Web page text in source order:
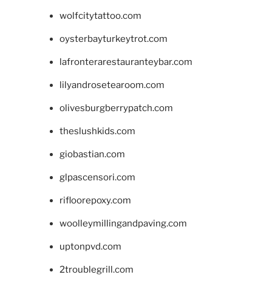
wolfcitytattoo.com
oysterbayturkeytrot.com
lafronterarestauranteybar.com
lilyandrosetearoom.com
olivesburgberrypatch.com
theslushkids.com
giobastian.com
glpascensori.com
rifloorepoxy.com
woolleymillingandpaving.com
uptonpvd.com
2troublegrill.com